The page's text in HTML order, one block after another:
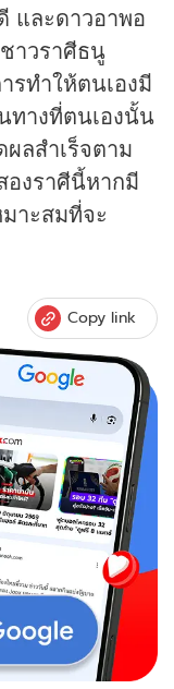
และดาวอาพอ
าวราศีธนู
รทำให้ตนเองมี
ทางที่ตนเองนั้น
ลสำเร็จตาม
องราศีนี้หากมี
มาะสมที่จะ
Copy link